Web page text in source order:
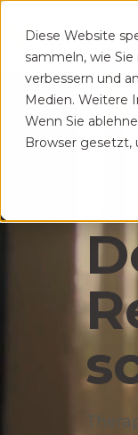
Diese Website
sammeln, wie
verbessern und
Medien. Weitere
Wenn Sie
Browser gesetzt,